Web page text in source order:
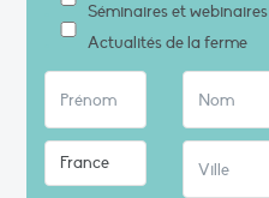
Séminaires et webinaires
Actualités de la ferme